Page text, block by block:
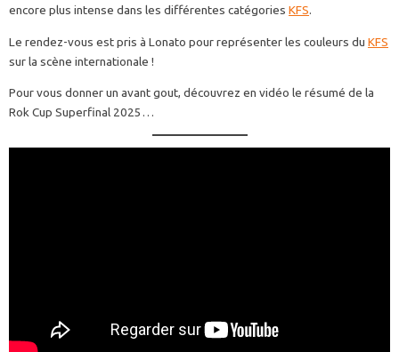
encore plus intense dans les différentes catégories KFS.
Le rendez-vous est pris à Lonato pour représenter les couleurs du KFS
sur la scène internationale !
Pour vous donner un avant gout, découvrez en vidéo le résumé de la
Rok Cup Superfinal 2025…